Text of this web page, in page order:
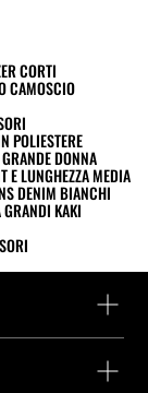
CORTI
CAMOSCIO
POLIESTERE
DONNA
E LUNGHEZZA MEDIA
DENIM BIANCHI
GRANDI KAKI